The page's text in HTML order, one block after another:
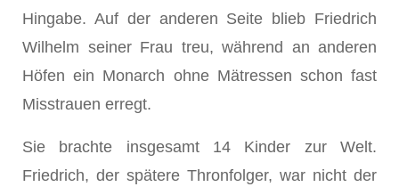
Hingabe. Auf der anderen Seite blieb Friedrich
Wilhelm seiner Frau treu, während an anderen
Höfen ein Monarch ohne Mätressen schon fast
Misstrauen erregt.
Sie brachte insgesamt 14 Kinder zur Welt.
Friedrich, der spätere Thronfolger, war nicht der